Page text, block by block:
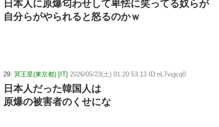
日本人に原爆匂わせして卑怯に笑ってる奴らが
自分らがやられると怒るのかｗ
29: 冥王星(東京都) [IT] 2026/05/23(土) 01:20:53.13 ID:nL7vigcq0
日本人だった韓国人は
原爆の被害者のくせにな